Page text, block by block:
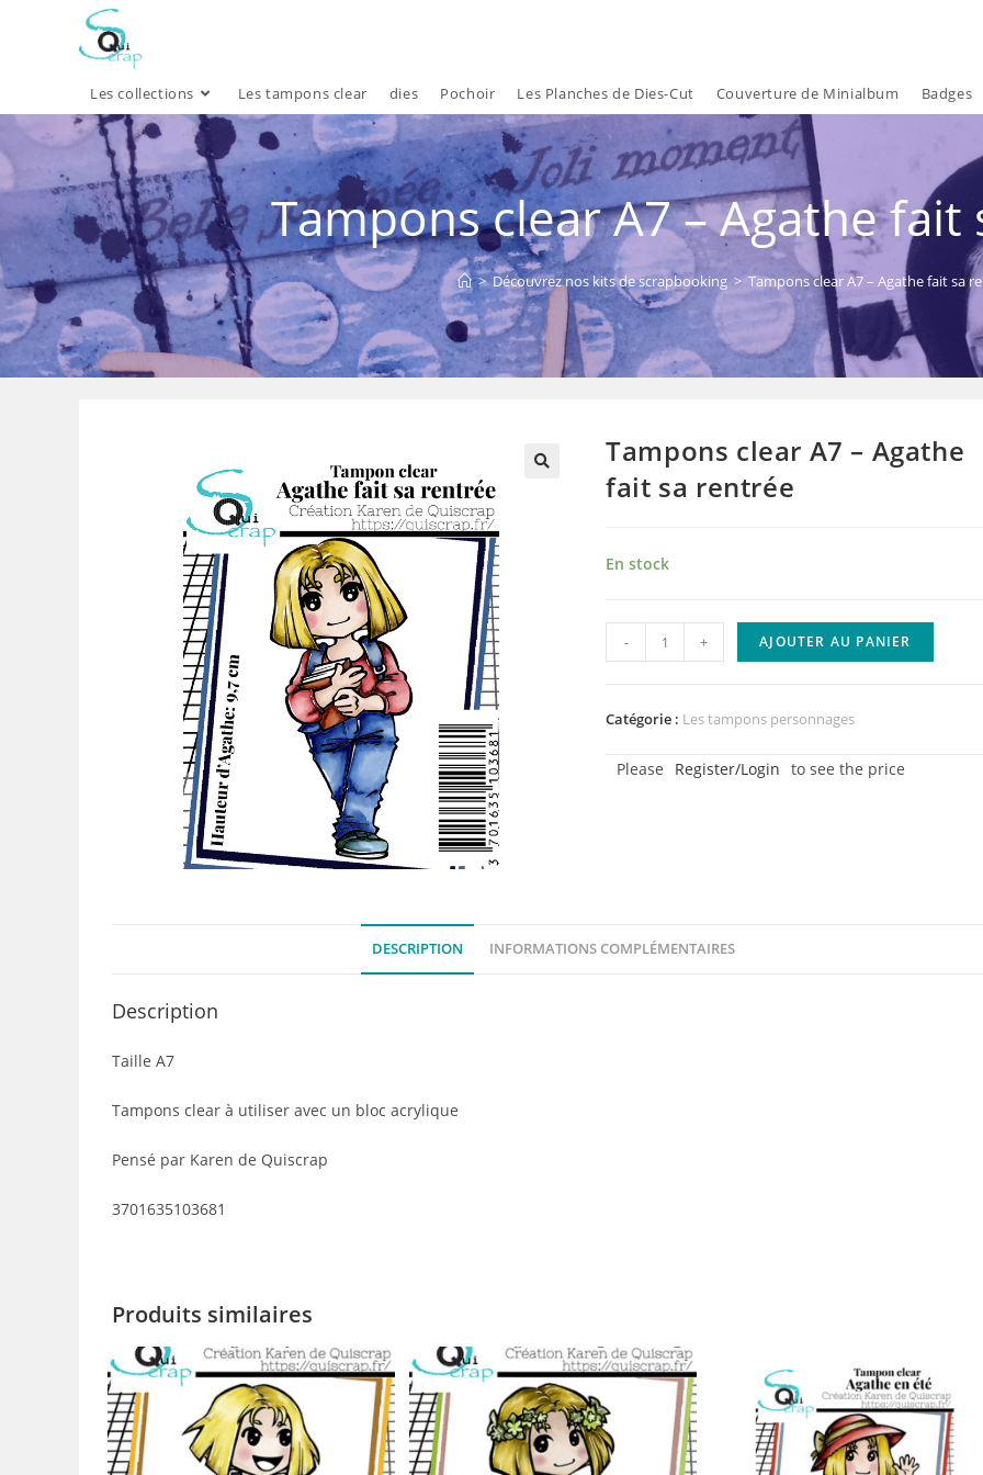
Les collections Les tampons clear dies Pochoir Les Planches de Dies-Cut Couverture de Minialbum Badges
Tampons clear A7 – Agathe
> Découvrez nos kits de scrapbooking > Tampons clear A7 – Agathe fait sa
Tampons clear A7 – Agathe
fait sa rentrée
En stock
quantité
de
clear
- + AJOUTER AU PANIER
Catégorie : Les tampons personnages
Please Register/Login to see the price
DESCRIPTION INFORMATIONS COMPLÉMENTAIRES
Description
Taille A7
Tampons clear à utiliser avec un bloc acrylique
Pensé par Karen de Quiscrap
3701635103681
Produits similaires